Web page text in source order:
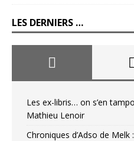
LES DERNIERS …
Les ex-libris… on s’en
Mathieu Lenoir
Chroniques d’Adso de